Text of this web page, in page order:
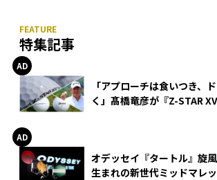
特集記事
「アプローチは食いつき、
く」髙橋竜彦が『Z-STAR
オデッセイ『タートル』旋
生まれの新世代ミッドマレ